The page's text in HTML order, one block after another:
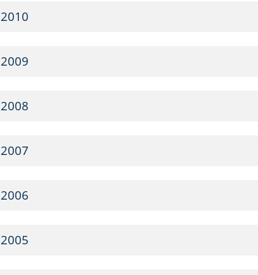
2010
2009
2008
2007
2006
2005